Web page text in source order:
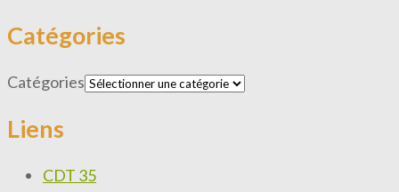
Catégories
Catégories
Liens
CDT 35